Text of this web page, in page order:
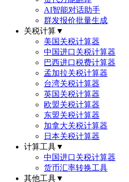
AI智能对话助手
群发报价批量生成
关税计算▼
美国关税计算器
中国进口关税计算器
巴西进口税费计算器
孟加拉关税计算器
台湾关税计算器
英国关税计算器
欧盟关税计算器
东盟关税计算器
加拿大关税计算器
日本关税计算器
计算工具▼
中国进口关税计算器
货币汇率转换工具
其他工具▼